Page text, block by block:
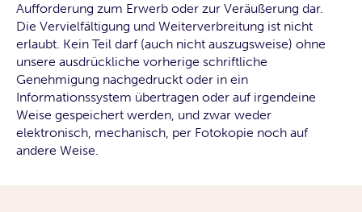
Aufforderung zum Erwerb oder zur Veräußerung dar.
Die Vervielfältigung und Weiterverbreitung ist nicht
erlaubt. Kein Teil darf (auch nicht auszugsweise) ohne
unsere ausdrückliche vorherige schriftliche
Genehmigung nachgedruckt oder in ein
Informationssystem übertragen oder auf irgendeine
Weise gespeichert werden, und zwar weder
elektronisch, mechanisch, per Fotokopie noch auf
andere Weise.